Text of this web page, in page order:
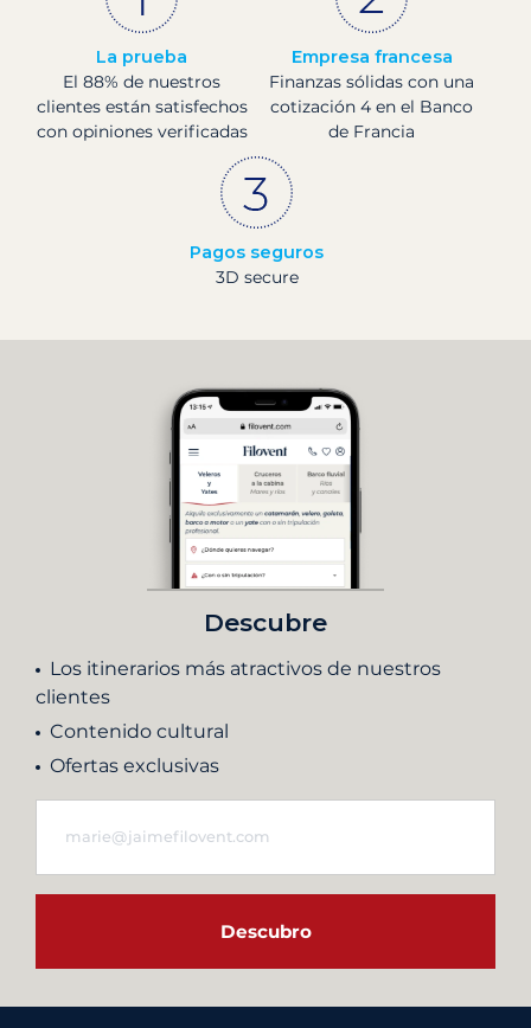
La prueba
El 88% de nuestros
clientes están satisfechos
con opiniones verificadas
Empresa francesa
Finanzas sólidas con una
cotización 4 en el Banco
de Francia
Pagos seguros
3D secure
Descubre
Los itinerarios más atractivos de nuestros
clientes
Contenido cultural
Ofertas exclusivas
Descubro